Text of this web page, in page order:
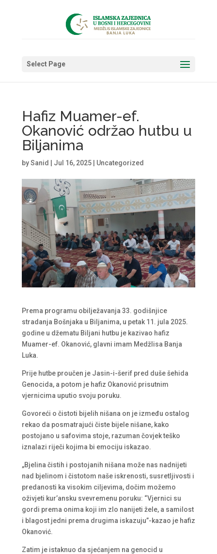
Select Page
Hafiz Muamer-ef.
Okanović održao hutbu u
Biljanima
bySanid Jul 16, 2025| Uncategorized
Prema programu obilježavanja 33. godišnjice
stradanja Bošnjaka u Biljanima, u petak 11. jula 2025.
godine u džematu Biljani hutbu je kazivao hafiz
Muamer-ef. Okanović, glavni imam Medžlisa Banja
Luka.
Prije hutbe proučen je Jasin-i-šerif pred duše šehida
Genocida, a potom je hafiz Okanović prisutnim
vjernicima uputio svoju poruku.
Govoreći o čistoti bijelih nišana on je između ostalog
rekao da posmatrajući čiste bijele nišane, kako
postojano u safovima stoje, razuman čovjek teško
iznalazi riječi kojima bi emociju iskazao.
„Bjelina čistih i postojanih nišana može nas nadnijeti
nad bjelinom i čistotom naše iskrenosti, susretljivosti i
predanosti ka visokim ciljevima, dočim možemo
oživjeti kur’ansku svevremenu poruku: “Vjernici su
gordi prema onima koji im zlo nanijeti žele, a samilost
i blagost jedni prema drugima iskazuju”-kazao je hafiz
Okanović.
Zatim je istaknuo da sjećanjem na genocid u